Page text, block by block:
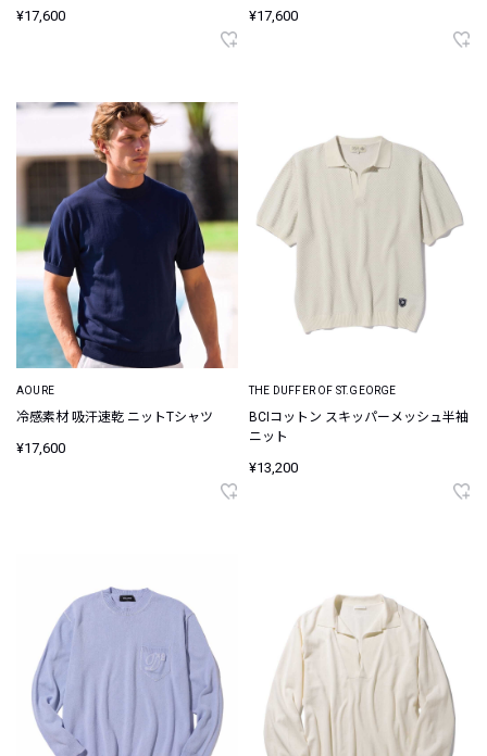
¥17,600 ¥17,600
AOURE
冷感素材 吸汗速乾 ニットTシャツ
¥17,600
THE DUFFER OF ST.GEORGE
BCIコットン スキッパーメッシュ半袖
ニット
¥13,200